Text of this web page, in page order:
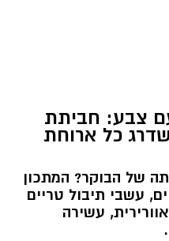
צבע: חביתת
כל ארוחת
של הבוקר? המתכון
עשבי תיבול טריים
עשירה